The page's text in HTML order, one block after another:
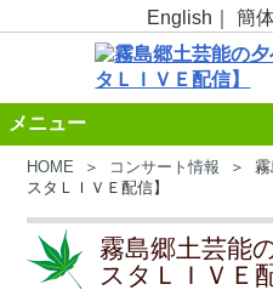
English 簡
メニュー
HOME ＞ コンサート情報 ＞ 霧
スタＬＩＶＥ配信】
霧島郷土芸能
スタＬＩＶＥ